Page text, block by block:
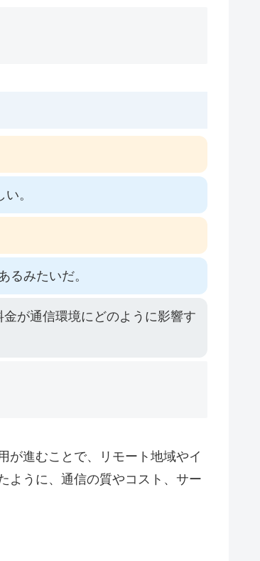
。
るみたいだ。
が通信環境にどのように影響す
が進むことで、リモート地域やイ
ように、通信の質やコスト、サー